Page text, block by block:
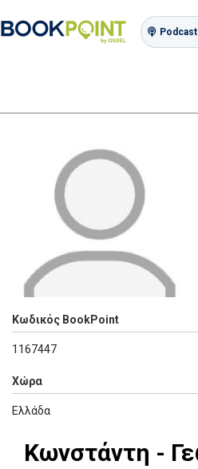
Κωδικός BookPoint
1167447
Χώρα
Ελλάδα
Κωνστάντη -